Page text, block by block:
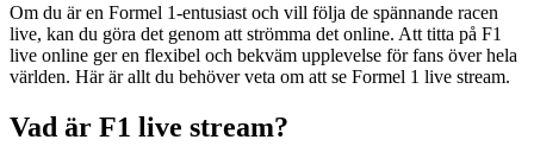
Om du är en Formel 1-entusiast och vill följa de spännande racen
live, kan du göra det genom att strömma det online. Att titta på F1
live online ger en flexibel och bekväm upplevelse för fans över hela
världen. Här är allt du behöver veta om att se Formel 1 live stream.
Vad är F1 live stream?